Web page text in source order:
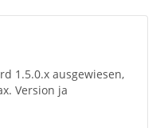
1.5.0.x ausgewiesen,
Version ja